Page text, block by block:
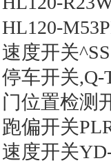
HL120-
速度开关
停车开关,Q-
门位置检测
跑偏开关
速度开关